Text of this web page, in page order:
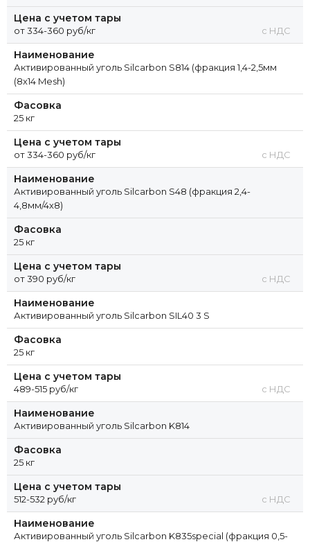
Цена с учетом тары
от 334-360 руб/кг с НДС
Наименование
Активированный уголь Silcarbon S814 (фракция 1,4-2,5мм
(8х14 Mesh)
Фасовка
25 кг
Цена с учетом тары
от 334-360 руб/кг с НДС
Наименование
Активированный уголь Silcarbon S48 (фракция 2,4-
4,8мм/4х8)
Фасовка
25 кг
Цена с учетом тары
от 390 руб/кг с НДС
Наименование
Активированный уголь Silcarbon SIL40 3 S
Фасовка
25 кг
Цена с учетом тары
489-515 руб/кг с НДС
Наименование
Активированный уголь Silcarbon K814
Фасовка
25 кг
Цена с учетом тары
512-532 руб/кг с НДС
Наименование
Активированный уголь Silcarbon K835special (фракция 0,5-